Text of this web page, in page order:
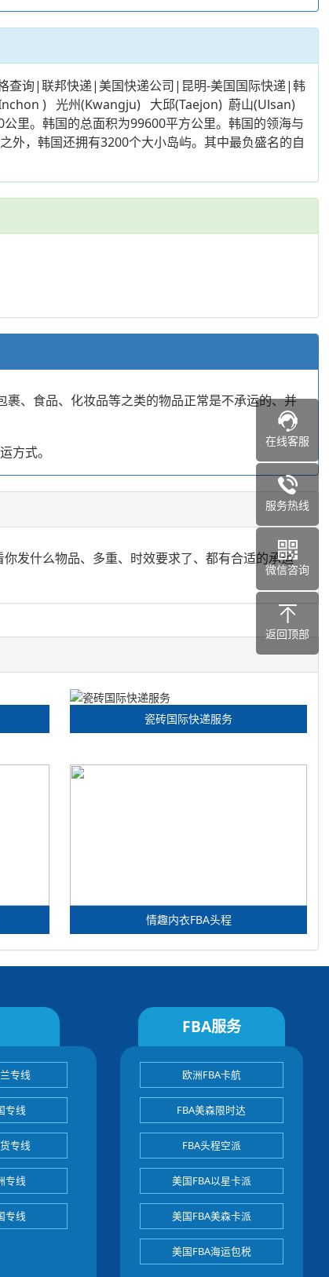
查询|联邦快递|美国快递公司|昆明-美国国际快递|韩
) 光州(Kwangju) 大邱(Taejon) 蔚山(Ulsan)
里。韩国的总面积为99600平方公里。韩国的领海与
外，韩国还拥有3200个大小岛屿。其中最负盛名的自
、食品、化妆品等之类的物品正常是不承运的、并
方式。
发什么物品、多重、时效要求了、都有合适的承运
瓷砖国际快递服务
情趣内衣FBA头程
专线
专线
专线
专线
专线
FBA服务
欧洲FBA卡航
FBA美森限时达
FBA头程空派
美国FBA以星卡派
美国FBA美森卡派
美国FBA海运包税
在线客服
服务热线
微信咨询
返回顶部